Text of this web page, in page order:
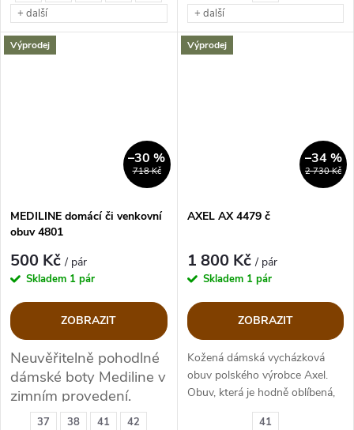
+ další
+ další
Výprodej
718 Kč
–30 %
37 38 41
42
MEDILINE domácí či venkovní
obuv 4801
500 Kč/ pár
Skladem 1 pár
ZOBRAZIT
Neuvěřitelně pohodlné
dámské boty Mediline v
zimním provedení.
Výprodej
2 730 Kč
–34 %
41
AXEL AX 4479 č
1 800 Kč/ pár
Skladem 1 pár
ZOBRAZIT
Kožená dámská vycházková
obuv polského výrobce Axel.
Obuv, která je hodně oblíbená,
kvalitní provedení.